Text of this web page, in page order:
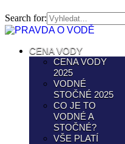
Search for:
CENA VODY
CENA VODY
2025
VODNÉ
STOČNÉ 2025
CO JE TO
VODNÉ A
STOČNÉ?
VŠE PLATÍ